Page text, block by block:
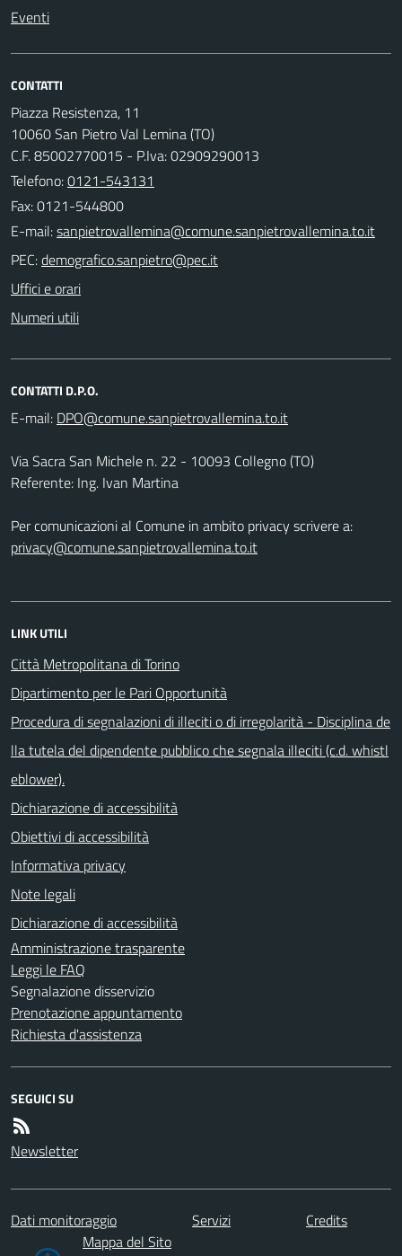
Eventi
CONTATTI
Piazza Resistenza, 11
10060 San Pietro Val Lemina (TO)
C.F. 85002770015 - P.Iva: 02909290013
Telefono:0121-543131
Fax: 0121-544800
E-mail:
PEC:
Uffici e orari
Numeri utili
CONTATTI D.P.O.
E-mail:
Via Sacra San Michele n. 22 - 10093 Collegno (TO)
Referente: Ing. Ivan Martina
Per comunicazioni al Comune in ambito privacy scrivere a:
privacy@comune.sanpietrovallemina.to.it
LINK UTILI
Città Metropolitana di Torino
Dipartimento per le Pari Opportunità
Procedura di segnalazioni di illeciti o di irregolarità - Disciplina de
lla tutela del dipendente pubblico che segnala illeciti (c.d. whistl
eblower).
Dichiarazione di accessibilità
Obiettivi di accessibilità
Informativa privacy
Note legali
Dichiarazione di accessibilità
Amministrazione trasparente
Leggi le FAQ
Segnalazione disservizio
Prenotazione appuntamento
Richiesta d'assistenza
SEGUICI SU
Newsletter
Dati monitoraggio Servizi
Credits
Mappa del Sito